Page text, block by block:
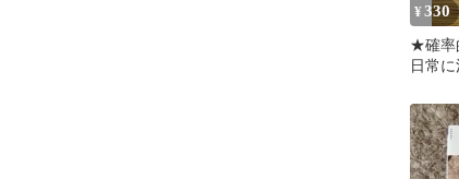
¥330
★確率
日常